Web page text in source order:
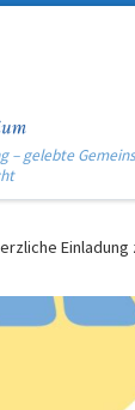
– gelebte